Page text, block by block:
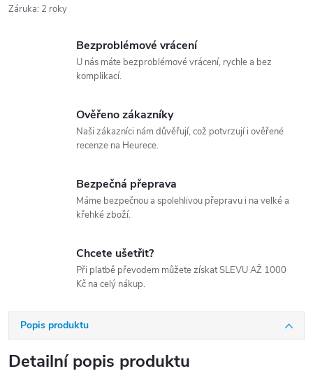
Záruka: 2 roky
Bezproblémové vrácení
U nás máte bezproblémové vrácení, rychle a bez
komplikací.
Ověřeno zákazníky
Naši zákazníci nám důvěřují, což potvrzují i ověřené
recenze na Heurece.
Bezpečná přeprava
Máme bezpečnou a spolehlivou přepravu i na velké a
křehké zboží.
Chcete ušetřit?
Při platbě převodem můžete získat SLEVU AŽ 1000
Kč na celý nákup.
Popis produktu
Detailní popis produktu